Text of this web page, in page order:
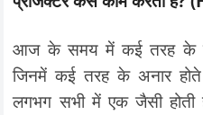
आज के समय में कई तरह के
जिनमें कई तरह के अनार
लगभग सभी में एक जैसी